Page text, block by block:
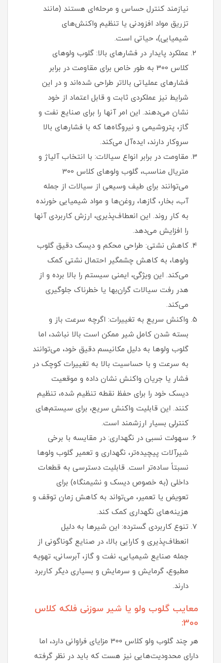
نیازمند کنترل حساس و مرحله‌ای هستند (مانند
تزریق مواد افزودنی یا تنظیم واکنش‌های
شیمیایی)، حیاتی است.
عملکرد پایدار در فشارهای بالا: گلوب ولوهای
کلاس 300 به طور خاص برای مقاومت در برابر
فشارهای عملیاتی بالاتر طراحی شده‌اند و در این
شرایط نیز عملکردی ثابت و قابل اعتماد از خود
نشان می‌دهند. این امر آنها را برای صنایع نفت و
گاز، پتروشیمی و نیروگاه‌ها که با فشارهای بالا
سروکار دارند، ایده‌آل می‌کند.
مقاومت در برابر انواع سیالات: با انتخاب آلیاژ و
متریال مناسب، گلوب ولوهای کلاس 300
می‌توانند برای طیف وسیعی از سیالات از جمله
آب، بخار، گازها، روغن‌ها و مواد شیمیایی خورنده
به کار روند. این انعطاف‌پذیری، ارزش کاربردی آنها
را افزایش می‌دهد.
کاهش نشتی: طراحی محکم و دیسک دقیق گلوب
ولوها، به کاهش چشمگیر احتمال نشتی کمک
می‌کند. این ویژگی، ایمنی سیستم را بالا برده و از
هدر رفت سیالات گران‌بها یا خطرناک جلوگیری
می‌کند.
واکنش سریع به تغییرات: اگرچه سرعت باز و
بسته شدن کامل شیر ممکن است بالا نباشد، اما
گلوب ولوها به دلیل مکانیسم دقیق خود، می‌توانند
به سرعت و با حساسیت بالا به تغییرات کوچک در
فشار یا جریان واکنش نشان داده و موقعیت
دیسک خود را برای حفظ نقطه تنظیم شده، تنظیم
کنند. این قابلیت واکنش سریع، برای سیستم‌های
کنترلی بسیار ارزشمند است.
سهولت نسبی در نگهداری: در مقایسه با برخی
شیرآلات پیچیده‌تر، نگهداری و تعمیر گلوب ولوها
نسبتاً ساده‌تر است. قابلیت دسترسی به قطعات
داخلی (به خصوص دیسک و نشیمنگاه) برای
تعویض یا تعمیر، می‌تواند به کاهش زمان توقف و
هزینه‌های نگهداری کمک کند.
تنوع کاربردی گسترده: این شیرها به دلیل
انعطاف‌پذیری و کارایی بالا، در صنایع گوناگونی از
جمله صنایع شیمیایی، نفت و گاز، آبرسانی، تهویه
مطبوع، گرمایش و سرمایش و بسیاری دیگر کاربرد
دارند.
معایب گلوب ولو یا شیر سوزنی فلکه کلاس
300:
هر چند گلوب ولو کلاس 300 مزایای فراوانی دارد، اما
دارای محدودیت‌هایی نیز هست که باید در نظر گرفته